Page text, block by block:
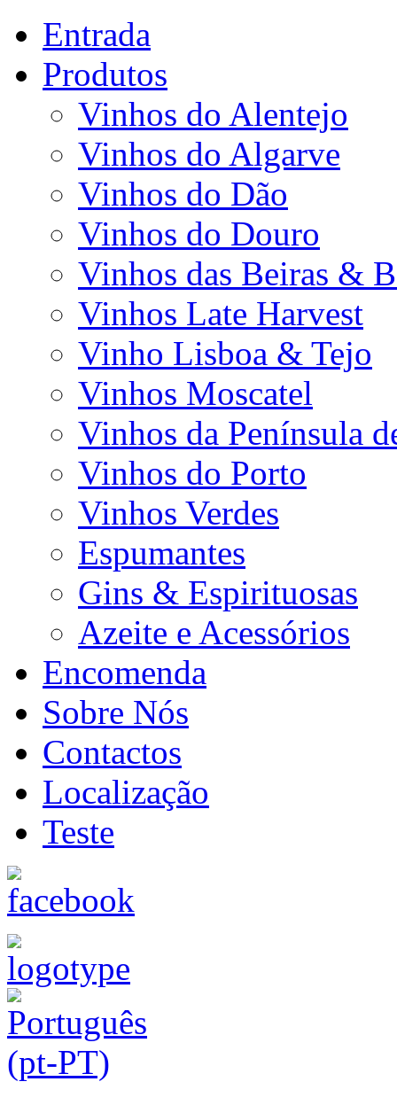
Entrada
Produtos
Vinhos do Alentejo
Vinhos do Algarve
Vinhos do Dão
Vinhos do Douro
Vinhos das Beiras &
Vinhos Late Harvest
Vinho Lisboa & Tejo
Vinhos Moscatel
Vinhos da Península
Vinhos do Porto
Vinhos Verdes
Espumantes
Gins & Espirituosas
Azeite e Acessórios
Encomenda
Sobre Nós
Contactos
Localização
Teste